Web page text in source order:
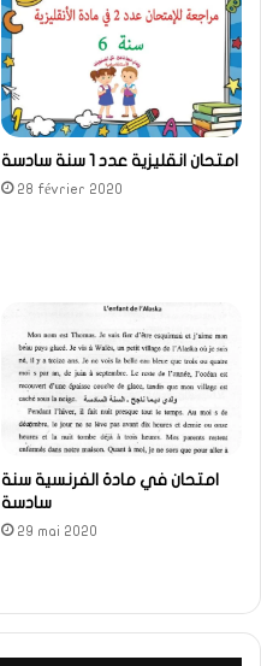
امتحان انقليزية عدد 1 سنة سادسة
28 février 2020
امتحان في مادة الفرنسية سنة
سادسة
29 mai 2020